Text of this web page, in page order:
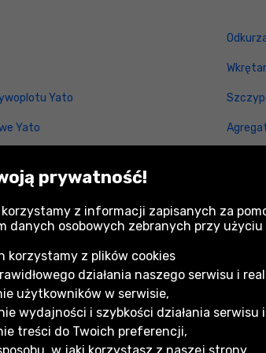
Yato
Yato
Max Yato
Klienta
prywatność!
z informacji zapisanych za
danych osobowych zebranych przy
korzystamy z plików cookies
działania naszego serwisu i
użytkowników w serwisie,
wydajności i szybkości działania serwisu i
treści do Twoich preferencji,